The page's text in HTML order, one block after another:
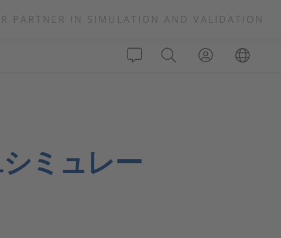
PARTNER IN SIMULATION AND VALIDATION
ミュレー